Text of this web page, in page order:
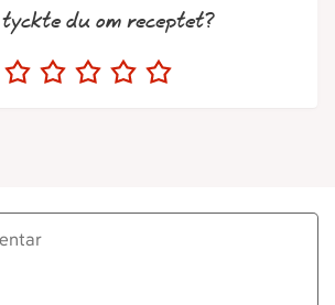
tyckte du om receptet?